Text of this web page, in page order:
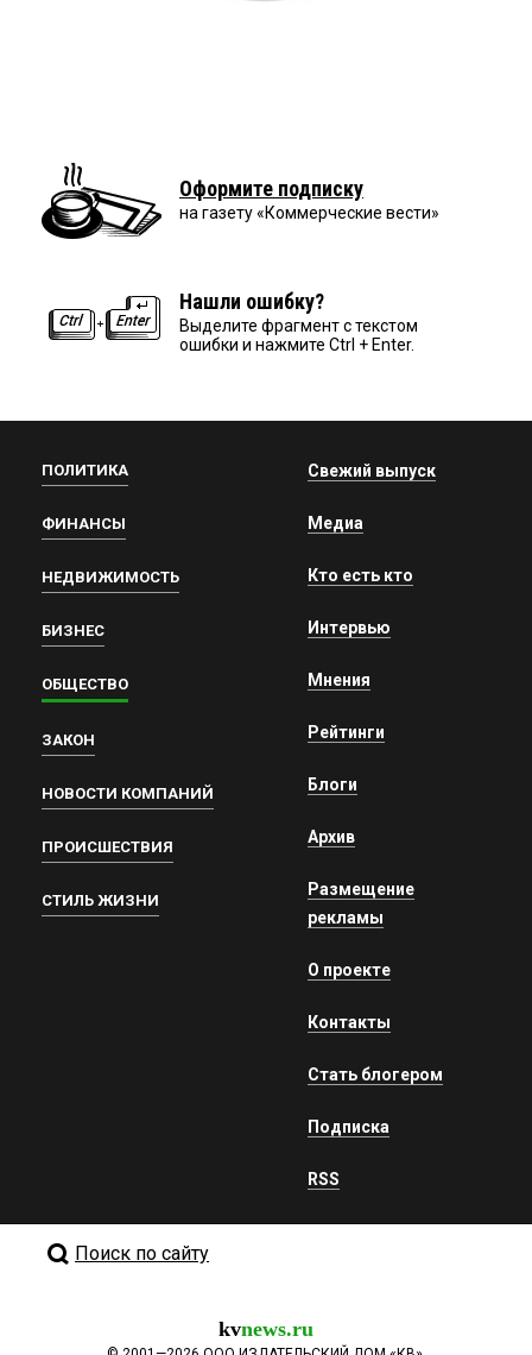
Оформите подписку
на газету «Коммерческие вести»
Нашли ошибку?
Выделите фрагмент с текстом
ошибки и нажмите Ctrl + Enter.
ПОЛИТИКА
ФИНАНСЫ
НЕДВИЖИМОСТЬ
БИЗНЕС
ОБЩЕСТВО
ЗАКОН
НОВОСТИ КОМПАНИЙ
ПРОИСШЕСТВИЯ
СТИЛЬ ЖИЗНИ
Свежий выпуск
Медиа
Кто есть кто
Интервью
Мнения
Рейтинги
Блоги
Архив
Размещение
рекламы
О проекте
Контакты
Стать блогером
Подписка
RSS
Поиск по сайту
kvnews.ru